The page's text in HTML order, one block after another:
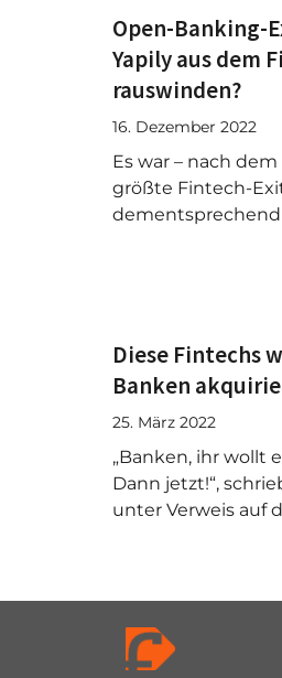
Open-Banking-
Yapily aus dem
rauswinden?
16. Dezember 2022
Es war – nach
größte Fintech-
dementsprechend
Diese Fintechs
Banken
25. März 2022
„Banken, ihr wollt
Dann jetzt!“,
unter Verweis auf